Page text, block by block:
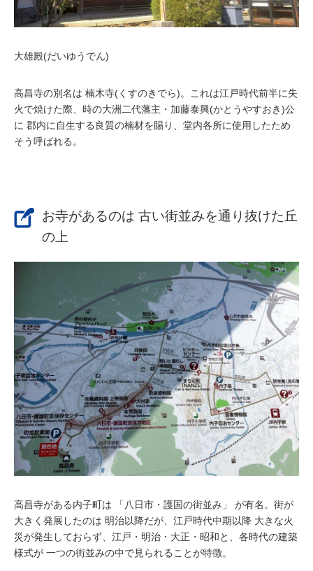
大雄殿(だいゆうでん)
高昌寺の別名は 楠木寺(くすのきでら)。これは江戸時代前半に失
火で焼けた際、時の大洲二代藩主・ 加藤泰興(かとうやすおき)公
に 郡内に自生する良質の楠材を賜り、堂内各所に使用したため
そう呼ばれる。
お寺があるのは 古い街並みを通り抜けた丘
の上
高昌寺がある内子町は 「八日市・護国の街並み」
が有名。街が
大きく発展したのは 明治以降だが、江戸時代中期以降 大きな火
災が発生しておらず、 江戸・明治・大正・昭和 と、各時代の建築
様式が 一つの街並みの中で見られることが特徴。